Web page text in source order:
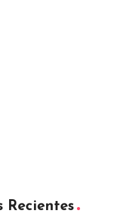
Recientes